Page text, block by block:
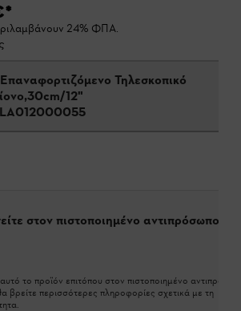
*
24% ΦΠΑ.
Τηλεσκοπικό
12"
LA012000055
στον πιστοποιημένο αντιπρόσωπο της
το προϊόν επιτόπου στον πιστοποιημένο
βρείτε περισσότερες πληροφορίες σχετικά με τη